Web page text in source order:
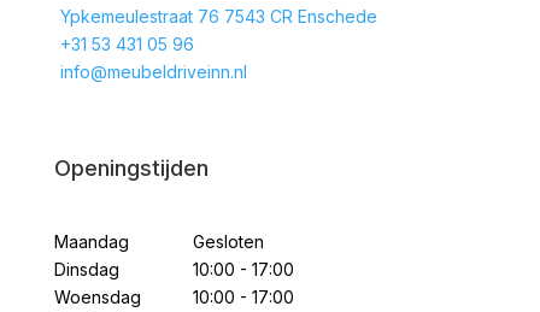
Ypkemeulestraat 76 7543 CR Enschede
+31 53 431 05 96
info@meubeldriveinn.nl
Openingstijden
Maandag
Gesloten
Dinsdag
10:00 - 17:00
Woensdag
10:00 - 17:00